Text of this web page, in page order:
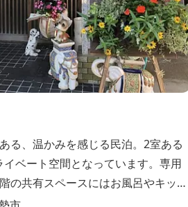
る、温かみを感じる民泊。2室ある
ベート空間となっています。専用
の共有スペースにはお風呂やキッチ